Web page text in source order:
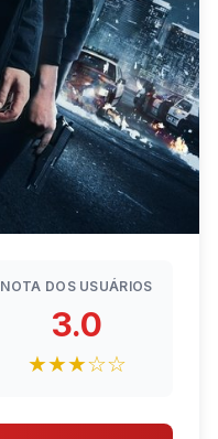
NOTA DOS USUÁRIOS
3.0
★★★☆☆